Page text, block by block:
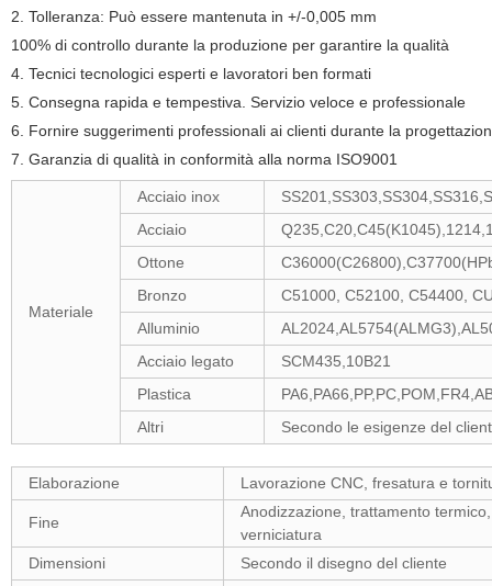
2. Tolleranza: Può essere mantenuta in +/-0,005 mm
100% di controllo durante la produzione per garantire la qualità
4. Tecnici tecnologici esperti e lavoratori ben formati
5. Consegna rapida e tempestiva. Servizio veloce e professionale
6. Fornire suggerimenti professionali ai clienti durante la
7. Garanzia di qualità in conformità alla norma ISO9001
Materiale
Acciaio inox
Acciaio
Ottone
Bronzo
C51000, C52100, C54400,
Alluminio
Acciaio legato
SCM435,10B21
Plastica
Altri
Secondo le esigenze del
Elaborazione Lavorazione CNC, fresatura e
Fine
Anodizzazione, trattamento
verniciatura
Dimensioni
Secondo il disegno del cliente